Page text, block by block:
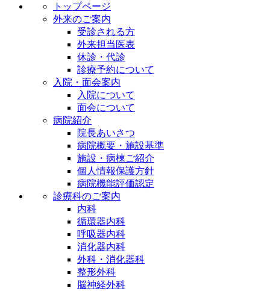
トップページ
外来のご案内
受診される方
外来担当医表
休診・代診
診療予約について
入院・面会案内
入院について
面会について
病院紹介
院長あいさつ
病院概要・施設基準
施設・病棟ご紹介
個人情報保護方針
病院機能評価認定
診療科のご案内
内科
循環器内科
呼吸器内科
消化器内科
外科・消化器科
整形外科
脳神経外科